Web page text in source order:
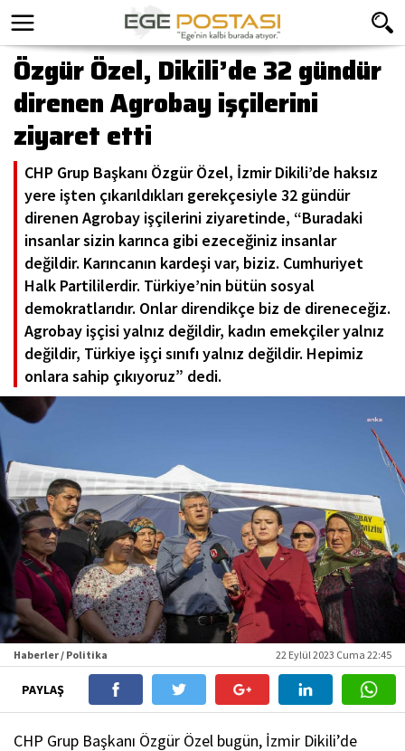
Özgür Özel, Dikili’de 32 gündür
direnen Agrobay işçilerini
ziyaret etti
CHP Grup Başkanı Özgür Özel, İzmir Dikili’de haksız
yere işten çıkarıldıkları gerekçesiyle 32 gündür
direnen Agrobay işçilerini ziyaretinde, “Buradaki
insanlar sizin karınca gibi ezeceğiniz insanlar
değildir. Karıncanın kardeşi var, biziz. Cumhuriyet
Halk Partililerdir. Türkiye’nin bütün sosyal
demokratlarıdır. Onlar direndikçe biz de direneceğiz.
Agrobay işçisi yalnız değildir, kadın emekçiler yalnız
değildir, Türkiye işçi sınıfı yalnız değildir. Hepimiz
onlara sahip çıkıyoruz” dedi.
Haberler / Politika 22 Eylül 2023 Cuma 22:45
PAYLAŞ
CHP Grup Başkanı Özgür Özel bugün, İzmir Dikili’de